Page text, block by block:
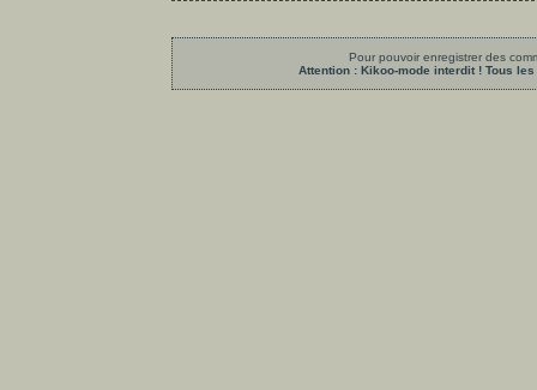
Pour pouvoir enregistrer des
Attention : Kikoo-mode interdit ! Tous